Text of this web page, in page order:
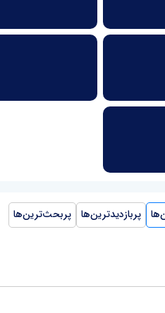
پربازدیدترین‌ها پربحث‌ترین‌ها